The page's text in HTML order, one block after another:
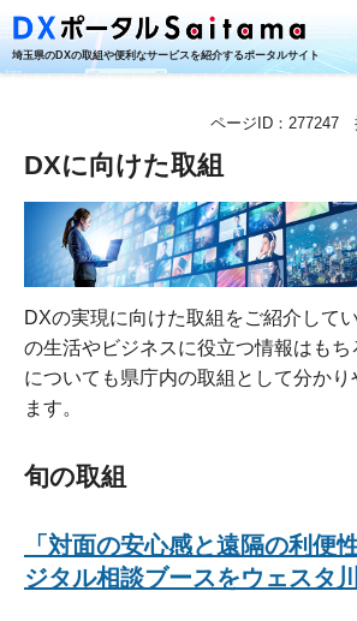
埼玉県のDXの取組や便利なサービスを紹介するポータルサイト
ページID：277247
DXに向けた取組
DXの実現に向けた取組をご紹介して
の生活やビジネスに役立つ情報はも
についても県庁内の取組として分か
ます。
旬の取組
「対面の安心感と遠隔の利便
ジタル相談ブースをウェスタ